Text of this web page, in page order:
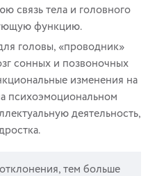
связь тела и головного
функцию.
головы, «проводник»
сонных и позвоночных
изменения на
психоэмоциональном
деятельность,
тем больше